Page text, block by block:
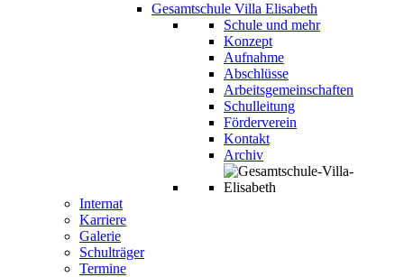
Gesamtschule Villa Elisabeth
Schule und mehr
Konzept
Aufnahme
Abschlüsse
Arbeitsgemeinschaften
Schulleitung
Förderverein
Kontakt
Archiv
Internat
Karriere
Galerie
Schulträger
Termine